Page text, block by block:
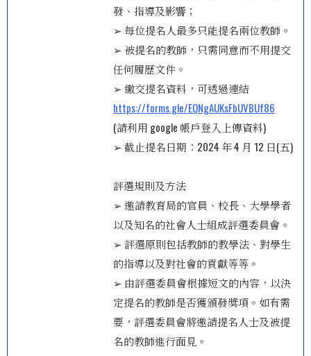
發、指導及影響；
➢ 每位提名人最多只能提名兩位教師。
➢ 被提名的教師，只需同意而不用提交
任何履歷文件。
➢ 繳交提名資料，可透過連結
https://forms.gle/EQNgAUKsFbUVBUf86
(請利用 google 帳戶登入上傳資料)
➢ 截止提名日期：2024 年 4 月 12 日(五)
評選規則及方法
➢ 邀請教育局的官員、校長、大學學者
以及知名的社會人士組成評選委員會。
➢ 評選原則包括教師的教學法、對學生
的指導以及對社會的貢獻等等。
➢ 由評選委員會根據短文的內容，以決
定提名的教師是否獲頒發獎項。如有需
要，評選委員會將邀請提名人士及被提
名的教師進行面見。